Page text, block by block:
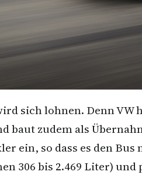
sich lohnen. Denn
baut zudem als
ein, so dass es den Bus
306 bis 2.469 Liter)